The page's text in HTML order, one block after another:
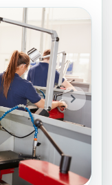
von 40.000,00 EUR.
5.
1.
Robots-Angaben,